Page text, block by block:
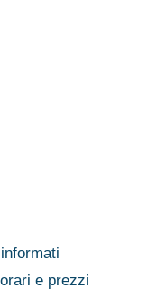
e prezzi